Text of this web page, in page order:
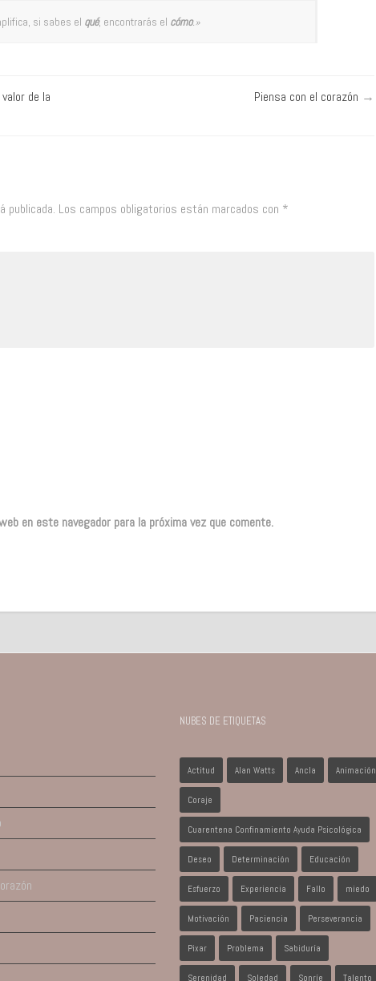
si sabes el qué, encontrarás el cómo.»
de la
Piensa con el corazón →
publicada. Los campos obligatorios están marcados con *
en este navegador para la próxima vez que comente.
NUBES DE ETIQUETAS
Actitud Alan Watts Ancla Animación
Coraje
Cuarentena Confinamiento Ayuda Psicológica
Deseo Determinación Educación
Esfuerzo Experiencia Fallo miedo
Motivación Paciencia Perseverancia
Pixar Problema Sabiduría
Serenidad Soledad Sonríe Talento